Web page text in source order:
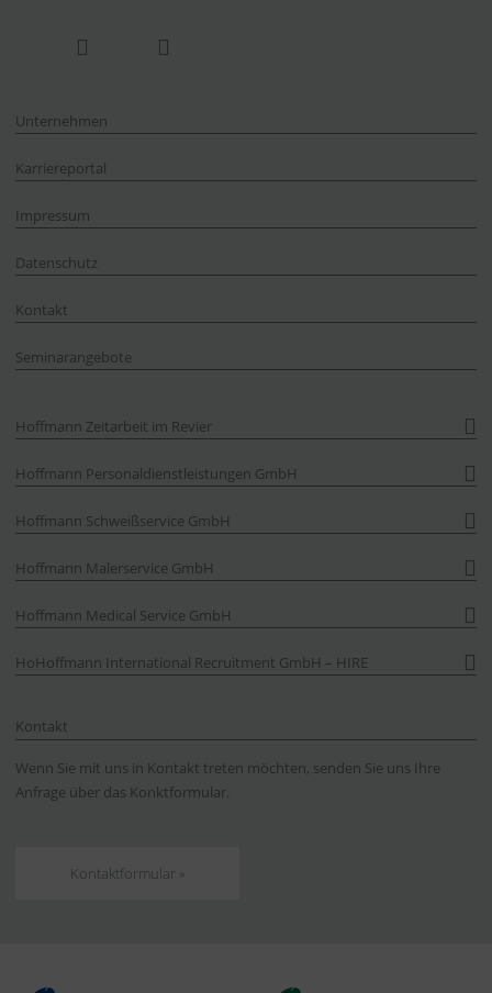
Unternehmen
Karriereportal
Impressum
Datenschutz
Kontakt
Seminarangebote
Hoffmann Zeitarbeit im Revier
Hoffmann Personaldienstleistungen GmbH
Hoffmann Schweißservice GmbH
Hoffmann Malerservice GmbH
Hoffmann Medical Service GmbH
HoHoffmann International Recruitment GmbH – HIRE
Kontakt
Wenn Sie mit uns in Kontakt treten möchten, senden Sie uns Ihre
Anfrage über das Konktformular.
Kontaktformular »